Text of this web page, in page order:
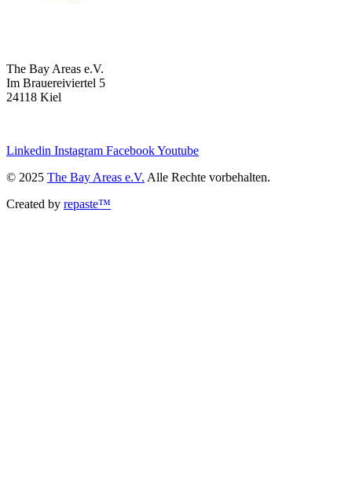
The Bay Areas e.V.
Im Brauereiviertel 5
24118 Kiel
Linkedin Instagram FacebookYoutube
© 2025 The Bay Areas e.V. Alle Rechte vorbehalten.
Created by repaste™